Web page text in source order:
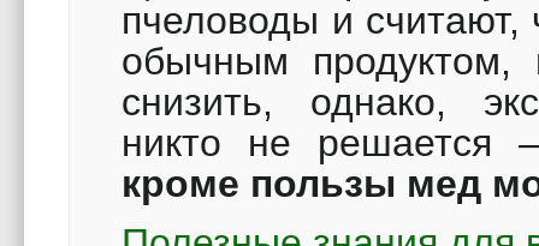
пчеловоды и
обычным
снизить, однако,
никто не решается
кроме пользы мед